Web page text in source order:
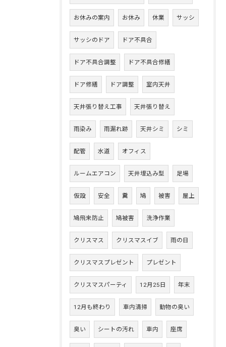
お休みの案内 お休み 休業 サッシ
サッシのドア ドア不具合
ドア不具合調整 ドア不具合修繕
ドア修繕 ドア調整 室内天井
天井張り替え工事 天井張り替え
雨染み 雨漏れ跡 天井シミ シミ
配管 水道 オフィス
ルームエアコン 天井埋込み型 足場
仮設 安全 糞 鳩 被害 屋上
鳩飛来防止 鳩被害 洗浄作業
クリスマス クリスマスイブ 雨の日
クリスマスプレゼント プレゼント
クリスマスパーティ 12月25日 年末
12月も終わり 車内清掃 動物の臭い
臭い シートの汚れ 車内 座席